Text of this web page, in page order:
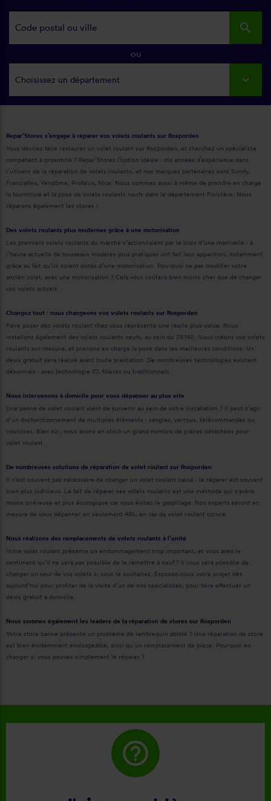
search
ou
Choisissez un département
Repar’Stores s’engage à réparer vos volets roulants sur Rosporden
Vous désirez faire restaurer un volet roulant sur Rosporden, et cherchez un spécialiste
compétent à proximité ? Repar’Stores l’option idéale : dix années d’expérience dans
l’univers de la réparation de volets roulants, et nos marques partenaires sont Somfy,
Franciaflex, Vendôme, Profalux, Nice. Nous sommes aussi à même de prendre en charge
la fourniture et la pose de volets roulants neufs dans le département Finistère. Nous
réparons également les stores !
Des volets roulants plus modernes grâce à une motorisation
Les premiers volets roulants du marché s’actionnaient par le biais d’une manivelle : à
l’heure actuelle de nouveaux modèles plus pratiques ont fait leur apparition, notamment
grâce au fait qu’ils soient dotés d’une motorisation. Pourquoi ne pas modifier votre
ancien volet, avec une motorisation ? Cela vous coûtera bien moins cher que de changer
vos volets actuels.
Changez tout : nous changeons vos volets roulants sur Rosporden
Faire poser des volets roulant chez vous représente une réelle plus-value. Nous
installons également des volets roulants neufs, au sein du 29140. Nous créons vos volets
roulants sur-mesure, et prenons en charge la pose dans les meilleures conditions. Un
devis gratuit sera réalisé avant toute prestation. De nombreuses technologies existent
désormais : avec technologie IO, filaires ou traditionnels.
Nous intervenons à domicile pour vous dépanner au plus vite
Une panne de volet roulant vient de survenir au sein de votre installation ? Il peut s’agir
d’un dysfonctionnement de multiples éléments : sangles, verrous, télécommandes ou
coulisses. Bien sûr, nous avons en stock un grand nombre de pièces détachées pour
volet roulant.
De nombreuses solutions de réparation de volet roulant sur Rosporden
Il n’est souvent pas nécessaire de changer un volet roulant cassé : le réparer est souvent
bien plus judicieux. Le fait de réparer ses volets roulants est une méthode qui s'avère
moins onéreuse et plus écologique car vous évitez le gaspillage. Nos experts seront en
mesure de vous dépanner en seulement 48h, en cas de volet roulant coincé.
Nous réalisons des remplacements de volets roulants à l’unité
Votre volet roulant présente un endommagement trop important, et vous avez le
sentiment qu’il ne sera pas possible de le remettre à neuf ? Il vous sera possible de
changer un seul de vos volets si vous le souhaitez. Exposez-nous votre projet dès
aujourd’hui pour profiter de la visite d’un de nos spécialistes, pour faire effectuer un
devis gratuit à domicile.
Nous sommes également les leaders de la réparation de stores sur Rosporden
Votre store banne présente un problème de lambrequin abîmé ? Une réparation de store
est bien évidemment envisageable, ainsi qu’un remplacement de pièce. Pourquoi en
changer si vous pouvez simplement le réparer ?
help_outline